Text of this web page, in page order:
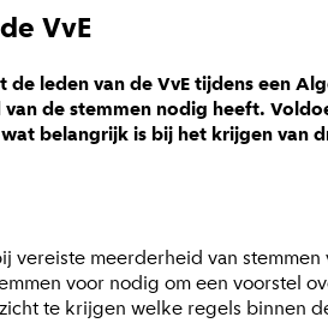
VvE
de leden van de VvE tijdens een
de stemmen nodig heeft.
belangrijk is bij het krijgen van
meerderheid van
voor nodig om een voorstel
te krijgen welke regels binnen